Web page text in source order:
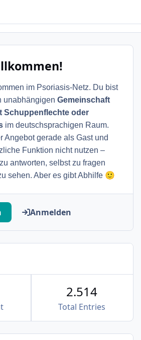
im Psoriasis-Netz. Du bist
unabhängigen Gemeinschaft
Schuppenflechte oder
im deutschsprachigen Raum.
Angebot gerade als Gast und
Funktion nicht nutzen –
antworten, selbst zu fragen
sehen. Aber es gibt Abhilfe 🙂
Anmelden
Total Entries
2.514